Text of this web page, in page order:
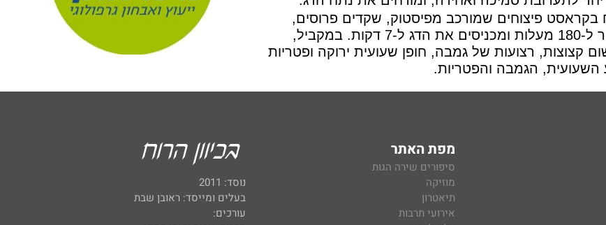
פיצוחים שמורכב מפיסטוק, שקדים פרוסים,
זרעי חמנייה ובוטנים (לבחירתכם). מחממים תנור ל-180 מעלות ומכניסים את הדג ל-7 דקות. במקביל,
עם שמן זית, ובו שמים 2 שיני שום קצוצות, רצועות של גמבה, חופן שעועית ירוקה ופטריות
השעועית, הגמבה והפטריות.
מפת האתר
סיפורים שירה הגות
מוזיקה
תיאטרון
אירועי תרבות
נוסד: 2011
בעלים ומייסד: ראובן שבת
עורכים: